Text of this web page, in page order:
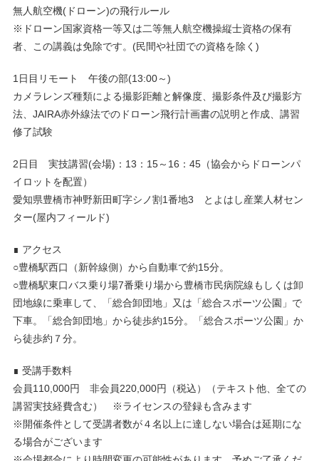
無人航空機(ドローン)の飛行ルール
※ドローン国家資格一等又は二等無人航空機操縦士資格の保有
者、この講義は免除です。(民間や社団での資格を除く)
1日目リモート 午後の部(13:00～)
カメラレンズ種類による撮影距離と解像度、撮影条件及び撮影方
法、JAIRA赤外線法でのドローン飛行計画書の説明と作成、講習
修了試験
2日目 実技講習(会場)：13：15～16：45（協会からドローンパ
イロットを配置）
愛知県豊橋市神野新田町字シノ割1番地3 とよはし産業人材セン
ター(屋内フィールド)
∎ アクセス
○豊橋駅西口（新幹線側）から自動車で約15分。
○豊橋駅東口バス乗り場7番乗り場から豊橋市民病院線もしくは卸
団地線に乗車して、「総合卸団地」又は「総合スポーツ公園」で
下車。「総合卸団地」から徒歩約15分。「総合スポーツ公園」か
ら徒歩約７分。
∎ 受講手数料
会員110,000円 非会員220,000円（税込）（テキスト他、全ての
講習実技経費含む） ※ライセンスの登録も含みます
※開催条件として受講者数が４名以上に達しない場合は延期にな
る場合がございます